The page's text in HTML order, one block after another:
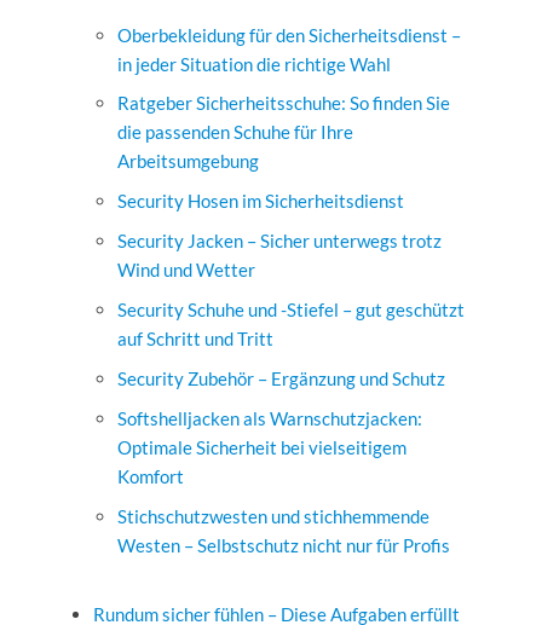
Oberbekleidung für den Sicherheitsdienst –
in jeder Situation die richtige Wahl
Ratgeber Sicherheitsschuhe: So finden Sie
die passenden Schuhe für Ihre
Arbeitsumgebung
Security Hosen im Sicherheitsdienst
Security Jacken – Sicher unterwegs trotz
Wind und Wetter
Security Schuhe und -Stiefel – gut geschützt
auf Schritt und Tritt
Security Zubehör – Ergänzung und Schutz
Softshelljacken als Warnschutzjacken:
Optimale Sicherheit bei vielseitigem
Komfort
Stichschutzwesten und stichhemmende
Westen – Selbstschutz nicht nur für Profis
Rundum sicher fühlen – Diese Aufgaben erfüllt